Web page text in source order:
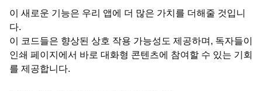
이 새로운 기능은 우리 앱에 더 많은 가치를 더해줄 것입니
다.
이 코드들은 향상된 상호 작용 가능성도 제공하며, 독자들이
인쇄 페이지에서 바로 대화형 콘텐츠에 참여할 수 있는 기회
를 제공합니다.